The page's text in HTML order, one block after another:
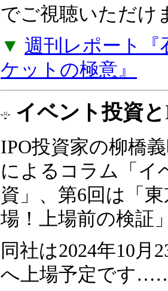
「石原順チャンネ
ンバーシップを開
た。『石原順のメ
ーケットの極意』
プを購読しなくて
でご視聴いただけ
▼ 週刊レポート
ケットの極意』
イベント投資
IPO投資家の柳橋